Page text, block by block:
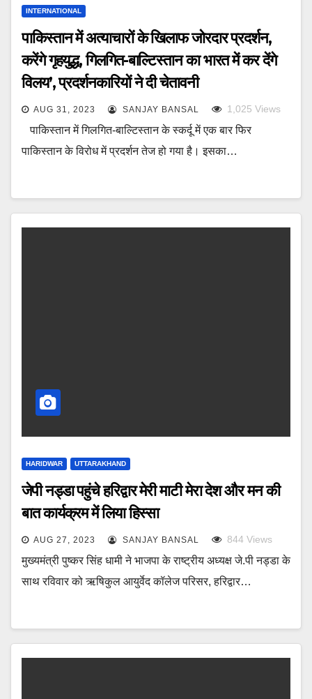
INTERNATIONAL
पाकिस्तान में अत्याचारों के खिलाफ जोरदार प्रदर्शन,
करेंगे गृहयुद्ध, गिलगित-बाल्टिस्तान का भारत में कर देंगे
विलय’, प्रदर्शनकारियों ने दी चेतावनी
AUG 31, 2023 SANJAY BANSAL 1,025 Views
पाकिस्तान में गिलगित-बाल्टिस्तान के स्कर्दू में एक बार फिर
पाकिस्तान के विरोध में प्रदर्शन तेज हो गया है। इसका…
HARIDWAR UTTARAKHAND
जेपी नड्डा पहुंचे हरिद्वार मेरी माटी मेरा देश और मन की
बात कार्यक्रम में लिया हिस्सा
AUG 27, 2023 SANJAY BANSAL 844 Views
मुख्यमंत्री पुष्कर सिंह धामी ने भाजपा के राष्ट्रीय अध्यक्ष जे.पी नड्डा के
साथ रविवार को ऋषिकुल आयुर्वेद कॉलेज परिसर, हरिद्वार…